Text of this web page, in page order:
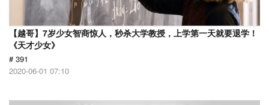
【越哥】7岁少女智商惊人，秒杀大学教授，上学第一天就要退学！
《天才少女》
# 391
2020-06-01 07:10